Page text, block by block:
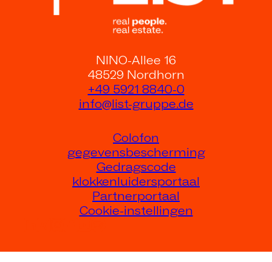
NINO-Allee 16
48529 Nordhorn
+49 5921 8840-0
info@list-gruppe.de
Colofon
gegevensbescherming
Gedragscode
klokkenluidersportaal
Partnerportaal
Cookie-instellingen